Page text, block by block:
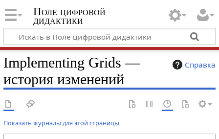
Поле цифровой
дидактики
Справка
Implementing Grids —
история изменений
Показать журналы для этой страницы